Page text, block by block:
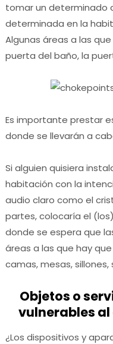
tomar un determinado
determinada en la
Algunas áreas a las
puerta del baño, la
Es importante prestar
donde se llevarán a
Si alguien quisiera
habitación con la
audio claro como el
partes, colocaría el
donde se espera que
áreas a las que hay
camas, mesas, sillones,
Objetos o
vulnerables
¿Los dispositivos y